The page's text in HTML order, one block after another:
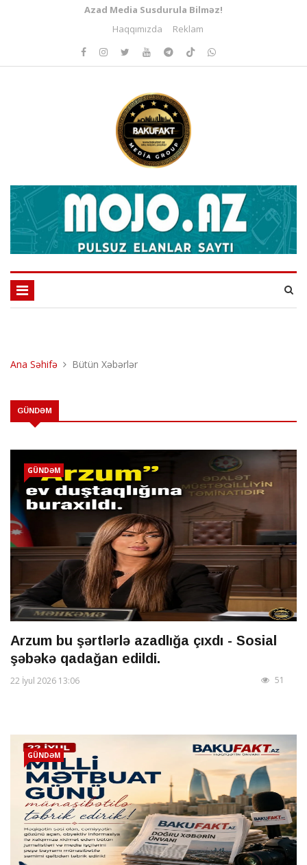
Azad Media Susdurula Bilməz!
Haqqımızda
Reklam
Ana Səhifə Bütün Xəbərlər
GÜNDƏM
GÜNDƏM
Arzum bu şərtlərlə azadlığa çıxdı - Sosial
şəbəkə qadağan edildi.
22 İyul 2026 13:06 51
GÜNDƏM